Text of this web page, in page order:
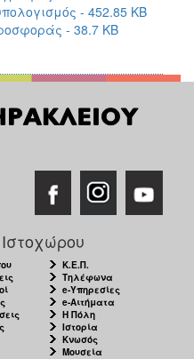
- 452.85 KB
- 38.7 KB
Κ.Ε.Π.
Τηλέφωνα
e-Υπηρεσίες
e-Αιτήματα
Η Πόλη
Ιστορία
Κνωσός
Μουσεία